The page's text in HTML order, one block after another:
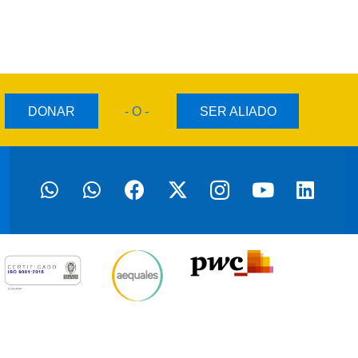
DONAR - O - SER ALIADO